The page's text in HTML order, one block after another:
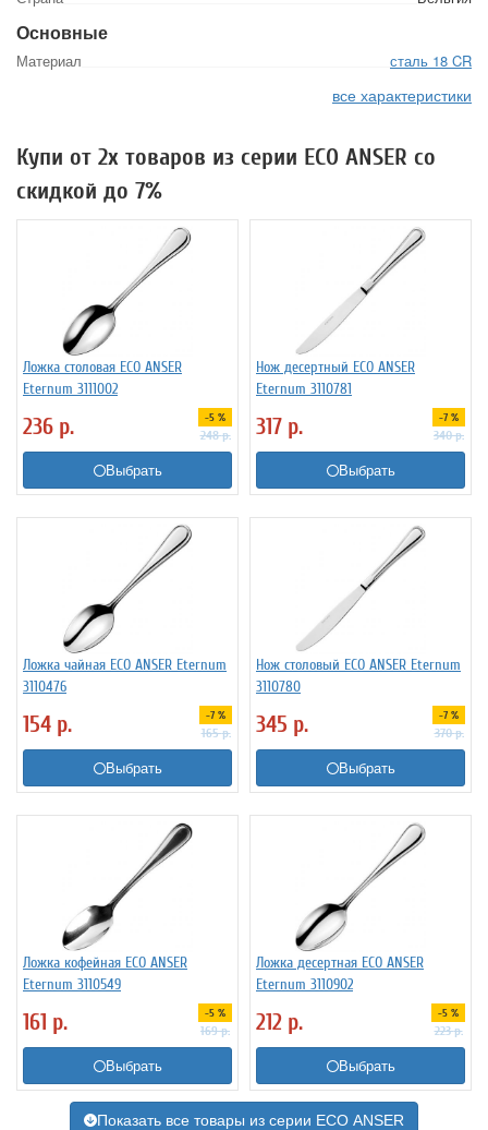
Основные
Материал сталь 18 CR
все характеристики
Купи от 2х товаров из серии ECO ANSER со
скидкой до 7%
Ложка столовая ECO ANSER
Eternum 3111002
236 р. -5 %
248р.
Выбрать
Нож десертный ECO ANSER
Eternum 3110781
317 р. -7 %
340р.
Выбрать
Ложка чайная ECO ANSER Eternum
3110476
154 р. -7 %
165р.
Выбрать
Нож столовый ECO ANSER Eternum
3110780
345 р. -7 %
370р.
Выбрать
Ложка кофейная ECO ANSER
Eternum 3110549
161 р. -5 %
169р.
Выбрать
Ложка десертная ECO ANSER
Eternum 3110902
212 р. -5 %
223р.
Выбрать
Показать все товары из серии ECO ANSER